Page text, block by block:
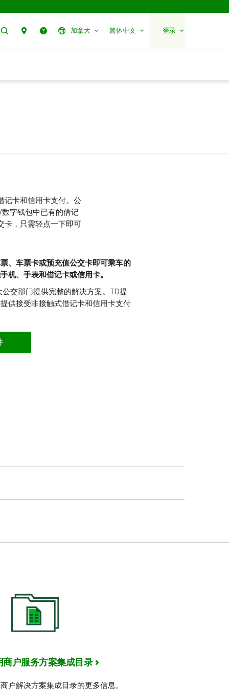
搜索 分行预约帮助 加拿大 简体中文 登录
记卡和信用卡支付。公
字钱包中已有的借记
，只需轻点一下即可
、车票卡或预充值公交卡即可乘车的
机、手表和借记卡或信用卡。​​​​​​​
交部门提供完整的解决方案。TD提
供接受非接触式借记卡和信用卡支付
商户服务方案集成目录
户解决方案集成目录的更多信息。